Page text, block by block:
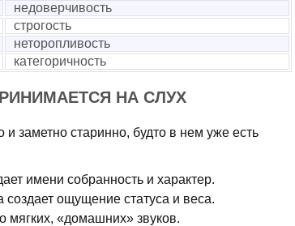
недоверчивость
строгость
неторопливость
категоричность
НА СЛУХ
и заметно старинно, будто в нем уже есть
имени собранность и характер.
ощущение статуса и веса.
мягких, «домашних» звуков.